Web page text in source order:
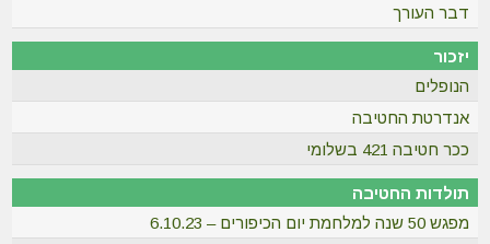
דבר העורך
יזכור
הנופלים
אנדרטת החטיבה
ככר חטיבה 421 בשלומי
תולדות החטיבה
מפגש 50 שנה למלחמת יום הכיפורים – 6.10.23